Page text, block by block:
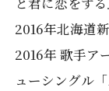
2016年北海道
2016年 歌手ア
ューシングル